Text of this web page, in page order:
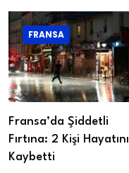
FRANSA
Fransa’da Şiddetli
Fırtına: 2 Kişi Hayatını
Kaybetti